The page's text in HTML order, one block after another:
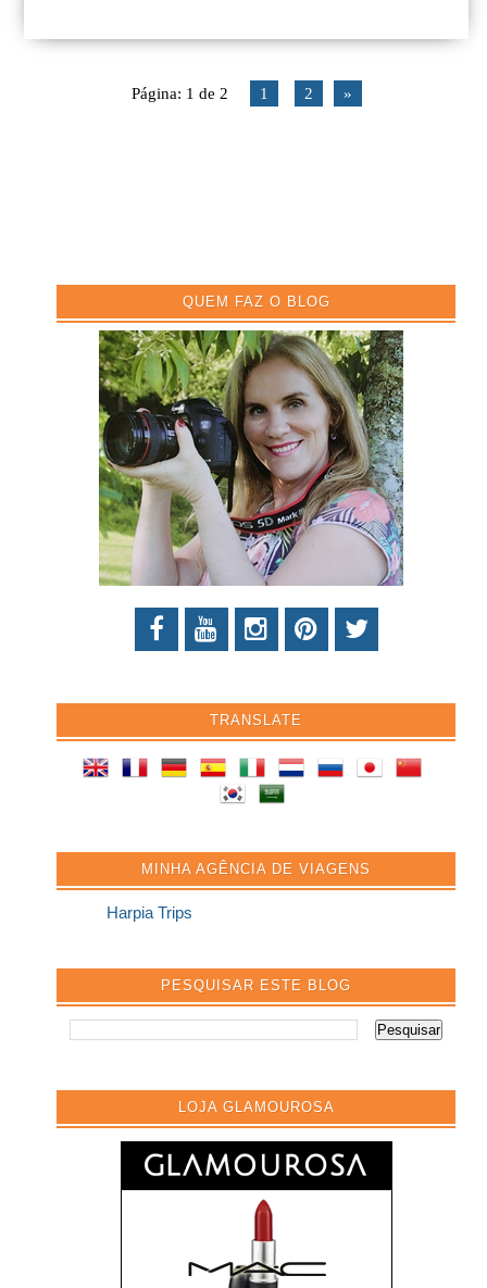
Página: 1 de 2 1 2 »
QUEM FAZ O BLOG
TRANSLATE
MINHA AGÊNCIA DE VIAGENS
Harpia Trips
PESQUISAR ESTE BLOG
LOJA GLAMOUROSA